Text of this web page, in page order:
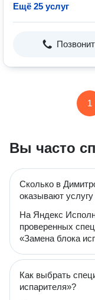
Ещё 25 услуг
1
Вы часто
Сколько в
оказывают
На Яндекс
проверенных
«Замена блока
Как выбрать
испарителя»?